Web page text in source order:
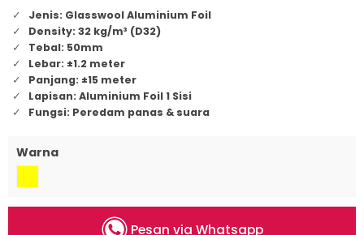
Jenis: Glasswool Aluminium Foil
Density: 32 kg/m³ (D32)
Tebal: 50mm
Lebar: ±1.2 meter
Panjang: ±15 meter
Lapisan: Aluminium Foil 1 Sisi
Fungsi: Peredam panas & suara
Warna
Pesan via Whatsapp